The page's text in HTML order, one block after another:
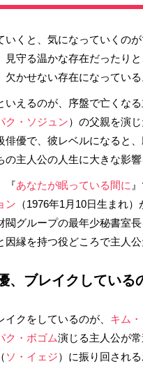
いくと、気になっていくの
見守る温かな存在だったり
かせない存在になっている
えるのが、序盤で亡くな
ク・ソジュン）の父親を演じ
俳優で、彼レベルになると
主人公の人生に大きな影
『あなたが眠っている間に
ン （1976年1月10日生まれ
閥グループの最年少秘書室
縁を持つ役どころで主人公
、ブレイクしている
クをしているのが、 キム
ク・ボゴム演じる主人公が
ソ・イェジ）に振り回され